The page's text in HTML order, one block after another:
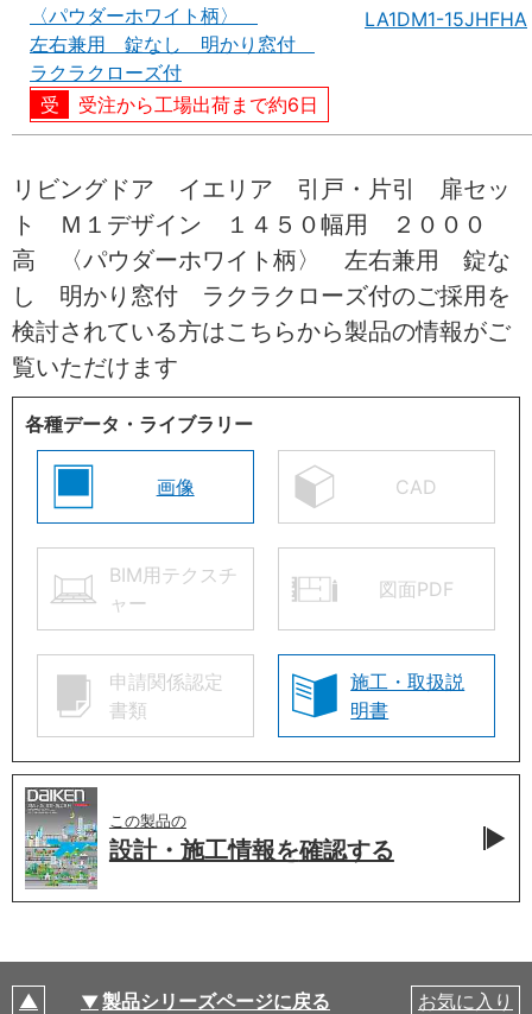
〈パウダーホワイト柄〉
左右兼用 錠なし 明かり窓付
ラクラクローズ付
受注から工場出荷まで約6日
LA1DM1-15JHFHA
リビングドア イエリア 引戸・片引 扉セッ
ト Ｍ１デザイン １４５０幅用 ２０００
高 〈パウダーホワイト柄〉 左右兼用 錠な
し 明かり窓付 ラクラクローズ付のご採用を
検討されている方はこちらから製品の情報がご
覧いただけます
各種データ・ライブラリー
画像 CAD
BIM用テクスチ
ャー
図面PDF
申請関係認定
書類
施工・取扱説
明書
この製品の
設計・施工情報を確認する
製品シリーズページに戻る お気に入り